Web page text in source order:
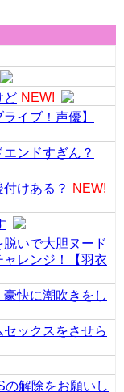
ど NEW!
イブ！声優】
ンドすぎん？
けある？
NEW!
いで大胆ヌード
レンジ！【羽衣
豪快に潮吹きをし
ックスをさせら
の解除をお願いし